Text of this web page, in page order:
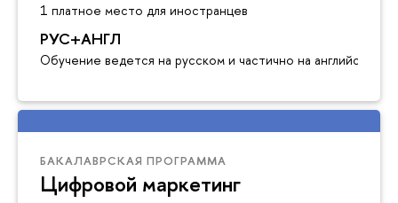
1 платное место для иностранцев
РУС+АНГЛ
Обучение ведется на русском и частично на английском
БАКАЛАВРСКАЯ ПРОГРАММА
Цифровой маркетинг